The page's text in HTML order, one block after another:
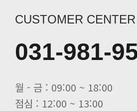
CUSTOMER CENTER
031-981-
월 - 금 : 09:00 ~ 18:00
점심 : 12:00 ~ 13:00